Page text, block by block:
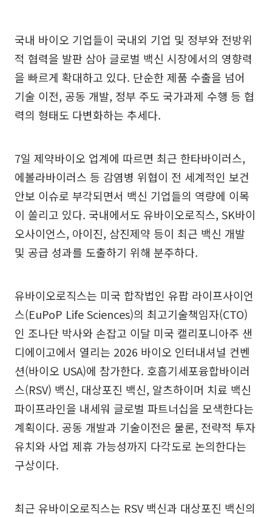
국내 바이오 기업들이 국내외 기업 및 정부와 전방위
적 협력을 발판 삼아 글로벌 백신 시장에서의 영향력
을 빠르게 확대하고 있다. 단순한 제품 수출을 넘어
기술 이전, 공동 개발, 정부 주도 국가과제 수행 등 협
력의 형태도 다변화하는 추세다.
7일 제약바이오 업계에 따르면 최근 한타바이러스,
에볼라바이러스 등 감염병 위협이 전 세계적인 보건
안보 이슈로 부각되면서 백신 기업들의 역량에 이목
이 쏠리고 있다. 국내에서도 유바이오로직스, SK바이
오사이언스, 아이진, 삼진제약 등이 최근 백신 개발
및 공급 성과를 도출하기 위해 분주하다.
유바이오로직스는 미국 합작법인 유팝 라이프사이언
스(EuPoP Life Sciences)의 최고기술책임자(CTO)
인 조나단 박사와 손잡고 이달 미국 캘리포니아주 샌
디에이고에서 열리는 2026 바이오 인터내셔널 컨벤
션(바이오 USA)에 참가한다. 호흡기세포융합바이러
스(RSV) 백신, 대상포진 백신, 알츠하이머 치료 백신
파이프라인을 내세워 글로벌 파트너십을 모색한다는
계획이다. 공동 개발과 기술이전은 물론, 전략적 투자
유치와 사업 제휴 가능성까지 다각도로 논의한다는
구상이다.
최근 유바이오로직스는 RSV 백신과 대상포진 백신의